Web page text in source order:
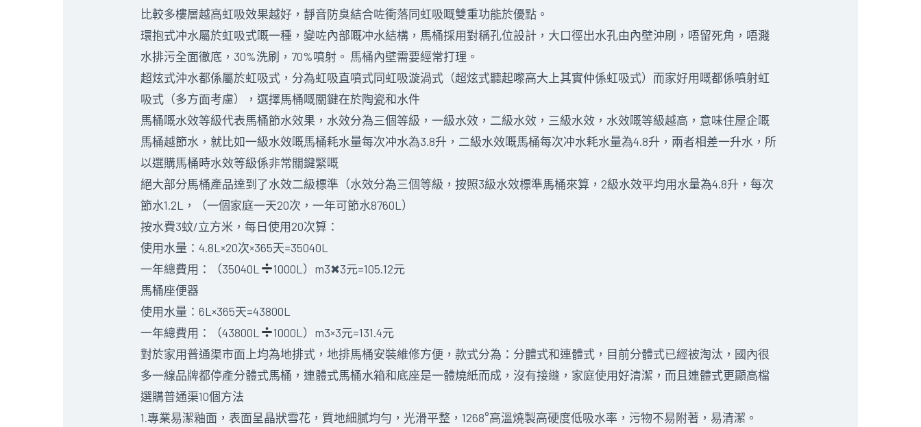
比較多樓層越高虹吸效果越好，靜音防臭結合咗衝落同虹吸嘅雙重功能於優點。
環抱式冲水屬於虹吸式嘅一種，變咗內部嘅冲水結構，馬桶採用對稱孔位設計，大口徑出水孔由內壁沖刷，唔留死角，唔濺
水排污全面徹底，30%洗刷，70%噴射。 馬桶內壁需要經常打理。
超炫式沖水都係屬於虹吸式，分為虹吸直噴式同虹吸漩渦式（超炫式聽起嚟高大上其實仲係虹吸式）而家好用嘅都係噴射虹
吸式（多方面考慮），選擇馬桶嘅關鍵在於陶瓷和水件
馬桶嘅水效等級代表馬桶節水效果，水效分為三個等級，一級水效，二級水效，三級水效，水效嘅等級越高，意味住屋企嘅
馬桶越節水，就比如一級水效嘅馬桶耗水量每次冲水為3.8升，二級水效嘅馬桶每次冲水耗水量為4.8升，兩者相差一升水，所
以選購馬桶時水效等級係非常關鍵緊嘅
絕大部分馬桶產品達到了水效二級標準（水效分為三個等級，按照3級水效標準馬桶來算，2級水效平均用水量為4.8升，每次
節水1.2L，（一個家庭一天20次，一年可節水8760L）
按水費3蚊/立方米，每日使用20次算：
使用水量：4.8L×20次×365天=35040L
一年總費用：（35040L
1000L）m3✖3元=105.12元
馬桶座便器
使用水量：6L×365天=43800L
一年總費用：（43800L
1000L）m3×3元=131.4元
對於家用普通渠市面上均為地排式，地排馬桶安裝維修方便，款式分為：分體式和連體式，目前分體式已經被淘汰，國內很
多一線品牌都停產分體式馬桶，連體式馬桶水箱和底座是一體燒紙而成，沒有接縫，家庭使用好清潔，而且連體式更顯高檔
選購普通渠10個方法
1.專業易潔釉面，表面呈晶狀雪花，質地細膩均勻，光滑平整，1268°高溫燒製高硬度低吸水率，污物不易附著，易清潔。